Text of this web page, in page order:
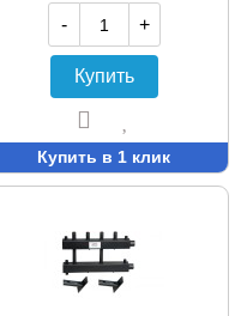
-
+
Купить
Купить в 1 клик